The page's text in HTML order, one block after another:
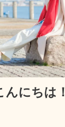
んにちは！